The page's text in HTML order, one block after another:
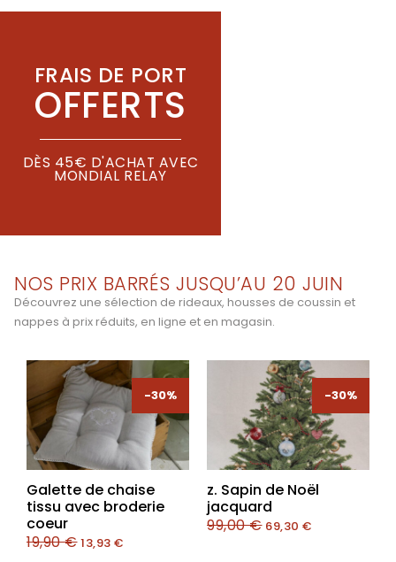
FRAIS DE PORT
OFFERTS
DÈS 45€ D'ACHAT AVEC
MONDIAL RELAY
NOS PRIX BARRÉS JUSQU’AU 20 JUIN
Découvrez une sélection de rideaux, housses de coussin et
nappes à prix réduits, en ligne et en magasin.
-30%
-30%
Galette de chaise
tissu avec broderie
coeur
19,90€13,93 €
-30%
-30%
z. Sapin de Noël
jacquard
99,00€ 69,30 €